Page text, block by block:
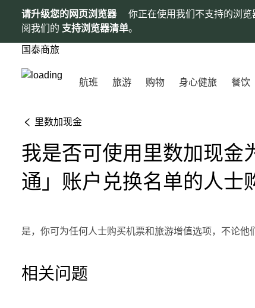
请升级您的网页浏览器
你正在使用我们不支持的浏
阅我们的 支持浏览器清单。
国泰商旅
航班 旅游 购物 身心健旅 餐饮
里数加现金
我是否可使用里数加现金
通」账户兑换名单的人士
是，你可为任何人士购买机票和旅游增值选项，不论他
相关问题